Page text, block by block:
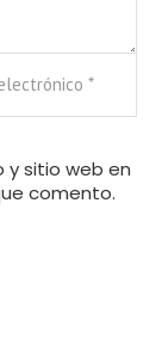
y sitio web en
comento.